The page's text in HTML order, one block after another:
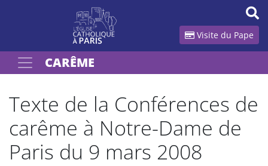
Visite du Pape
Votre recherche
CARÊME
Texte de la Conférences de
carême à Notre-Dame de
Paris du 9 mars 2008
Panneau de gestion des cookies